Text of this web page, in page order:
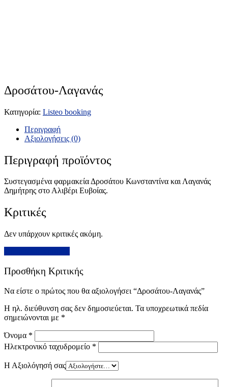
Δροσάτου-Λαγανάς
Κατηγορία: Listeo booking
Περιγραφή
Αξιολογήσεις (0)
Περιγραφή προϊόντος
Συστεγασμένα φαρμακεία Δροσάτου Κωνσταντίνα και Λαγανάς
Δημήτρης στο Αλιβέρι Ευβοίας.
Κριτικές
Δεν υπάρχουν κριτικές ακόμη.
Προσθήκη Κριτικής
Να είστε ο πρώτος που θα αξιολογήσει “Δροσάτου-Λαγανάς”
Η ηλ. διεύθυνση σας δεν δημοσιεύεται. Τα υποχρεωτικά πεδία
σημειώνονται με *
Όνομα *
Ηλεκτρονικό ταχυδρομείο *
Η Αξιολόγησή σας